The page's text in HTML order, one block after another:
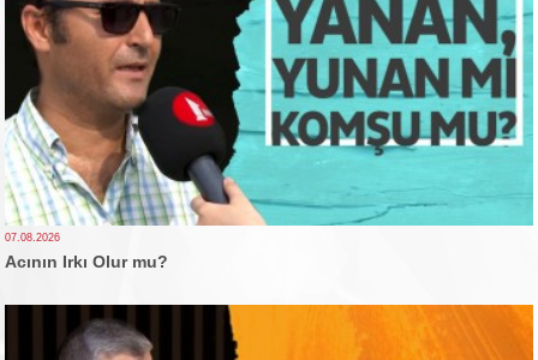
07.08.2026
Acının Irkı Olur mu?